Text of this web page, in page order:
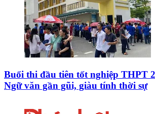
Buổi thi đầu tiên tốt nghiệp THPT
Ngữ văn gần gũi, giàu tính thời sự